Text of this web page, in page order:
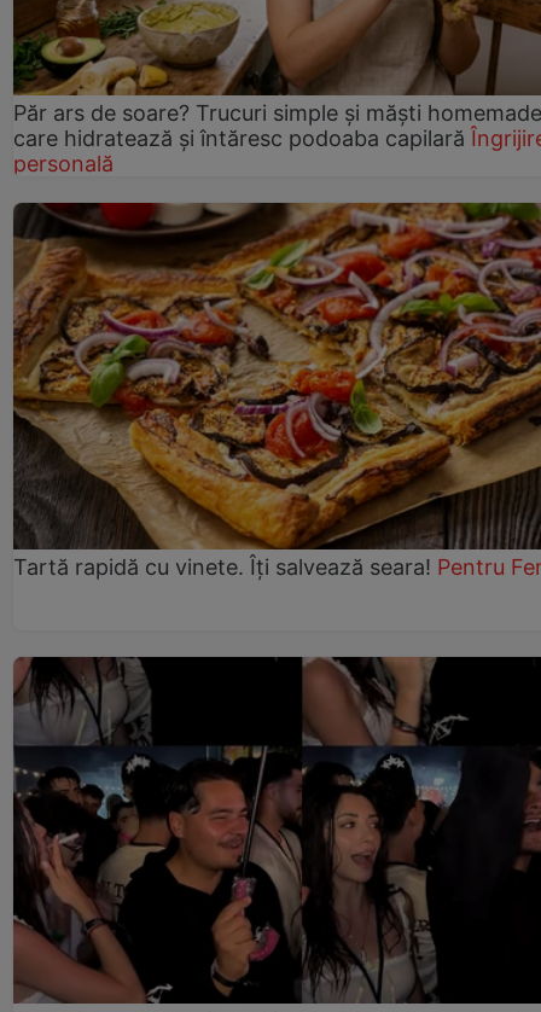
Păr ars de soare? Trucuri simple și măști homemade
care hidratează și întăresc podoaba capilară
personală
Tartă rapidă cu vinete. Îți salvează seara! Pentru